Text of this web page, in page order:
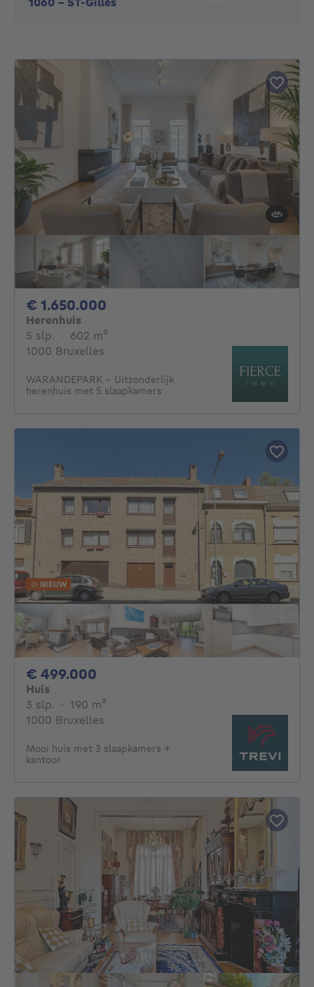
€ 1.650.000
Herenhuis
5 slp. 5 slaapkamers
· 602 m²
1000 Bruxelles
WARANDEPARK - Uitzonderlijk
herenhuis met 5 slaapkamers
NIEUW
€ 499.000
Huis
3 slp. 3 slaapkamers
· 190 m²
1000 Bruxelles
Mooi huis met 3 slaapkamers +
kantoor